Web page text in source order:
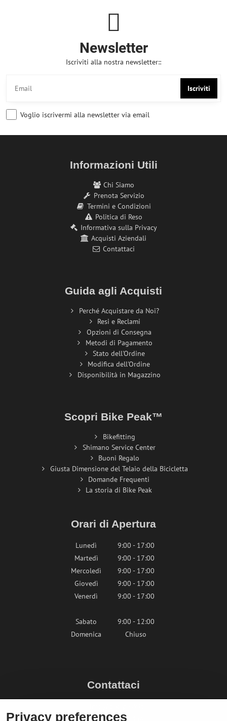
Newsletter
Iscriviti alla nostra newsletter::
Iscriviti
Voglio iscrivermi alla newsletter via email
Informazioni Utili
Chi Siamo
Prenota Servizio
Termini e Condizioni
Politica di Reso
Informativa sulla Privacy
Acquisti Aziendali
Contattaci
Guida agli Acquisti
Perché Acquistare da Noi?
Resi e Reclami
Opzioni di Consegna
Metodi di Pagamento
Stato dell'Ordine
Modifica dell'Ordine
Disponibilità in Magazzino
Scopri Bike Peak™
Bikefitting
Shimano Service Center
Buoni Regalo
Giusta Dimensione del Telaio della Bicicletta
Domande Frequenti
La storia di Bike Peak
Orari di Apertura
Lunedì
9:00 - 17:00
Martedì
9:00 - 17:00
Mercoledì
9:00 - 17:00
Giovedì
9:00 - 17:00
Venerdì
9:00 - 17:00
Sabato
9:00 - 12:00
Domenica
Chiuso
Contattaci
+436764858804 (AT)
Privacy preferences